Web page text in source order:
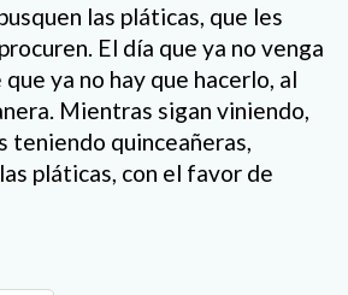
las pláticas, que les
El día que ya no venga
ya no hay que hacerlo, al
Mientras sigan viniendo,
teniendo quinceañeras,
pláticas, con el favor de